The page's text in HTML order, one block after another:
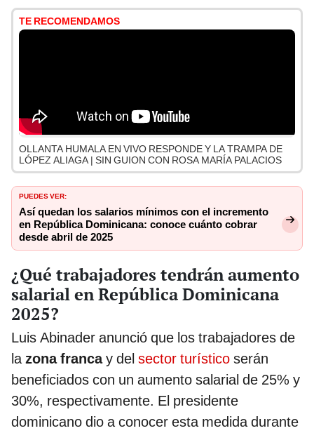
TE RECOMENDAMOS
OLLANTA HUMALA EN VIVO RESPONDE Y LA TRAMPA DE
LÓPEZ ALIAGA | SIN GUION CON ROSA MARÍA PALACIOS
PUEDES VER:
Así quedan los salarios mínimos con el incremento
en República Dominicana: conoce cuánto cobrar
desde abril de 2025
¿Qué trabajadores tendrán aumento
salarial en República Dominicana
2025?
Luis Abinader anunció que los trabajadores de
lazona francay del sector turístico serán
beneficiados con un aumento salarial de 25% y
30%, respectivamente. El presidente
dominicano dio a conocer esta medida durante